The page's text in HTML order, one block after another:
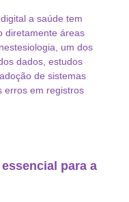
a saúde tem
diretamente áreas
um dos
dados, estudos
de sistemas
erros em registros
para a